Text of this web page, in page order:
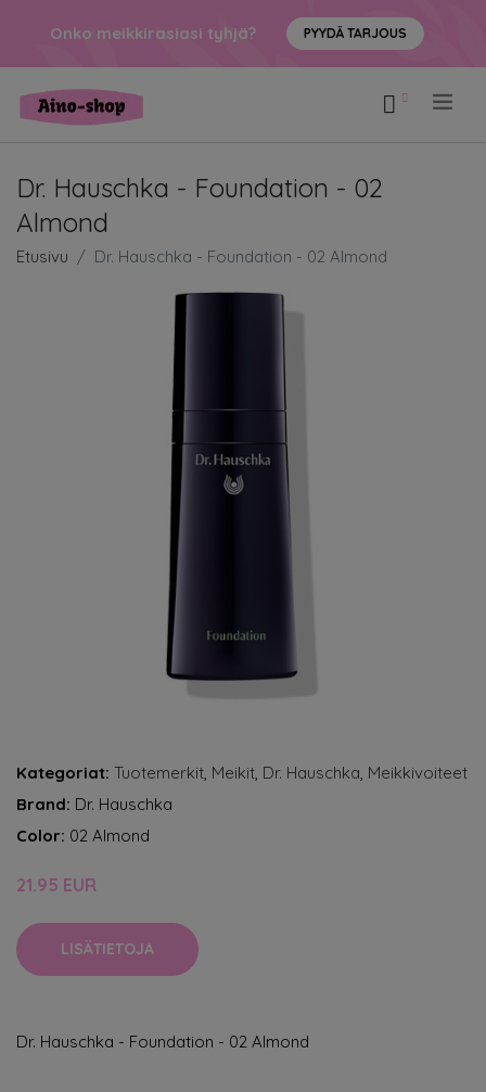
Onko meikkirasiasi tyhjä? PYYDÄ TARJOUS
Dr. Hauschka - Foundation - 02
Almond
Etusivu Dr. Hauschka - Foundation - 02 Almond
Kategoriat: Tuotemerkit, Meikit, Dr. Hauschka, Meikkivoiteet
Brand: Dr. Hauschka
Color: 02 Almond
21.95 EUR
LISÄTIETOJA
Dr. Hauschka - Foundation - 02 Almond